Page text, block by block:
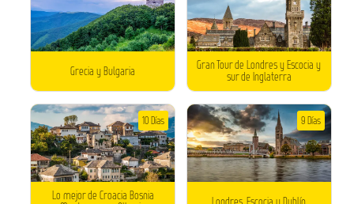
Grecia y Bulgaria
Gran Tour de Londres y Escocia y
sur de Inglaterra
Lo mejor de Croacia Bosnia
10 Días 9 Días